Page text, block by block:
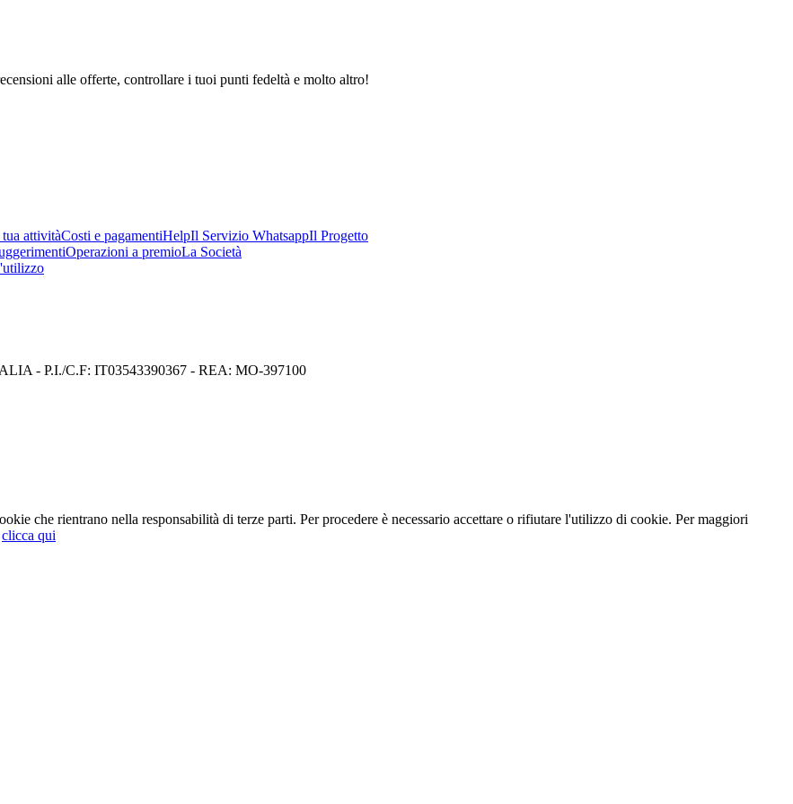
alle offerte, controllare i tuoi punti fedeltà e molto altro!
attivitàCosti e pagamentiHelpIl Servizio WhatsappIl Progetto
Operazioni a premioLa Società
- P.I./C.F: IT03543390367 - REA: MO-397100
che rientrano nella responsabilità di terze parti. Per procedere è necessario accettare o rifiutare l'utilizzo di cookie. Per maggiori
clicca qui